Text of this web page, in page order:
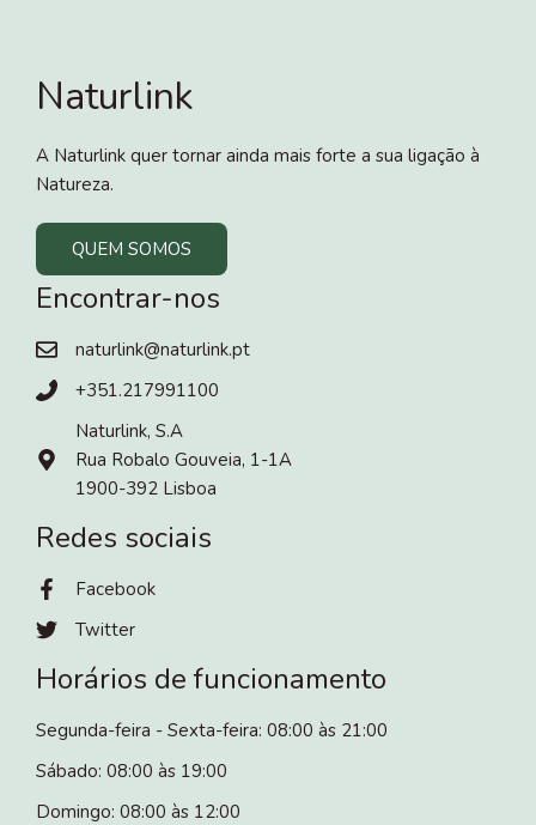
Naturlink
A Naturlink quer tornar ainda mais forte a sua ligação à
Natureza.
QUEM SOMOS
Encontrar-nos
naturlink@naturlink.pt
+351.217991100
Naturlink, S.A
Rua Robalo Gouveia, 1-1A
1900-392 Lisboa
Redes sociais
Facebook
Twitter
Horários de funcionamento
Segunda-feira - Sexta-feira: 08:00 às 21:00
Sábado: 08:00 às 19:00
Domingo: 08:00 às 12:00